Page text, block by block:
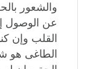
والشعور
عن الوصول
القلب وإن
الطاغى هو